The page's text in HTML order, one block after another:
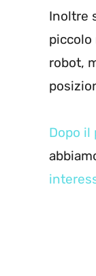
Inoltre
piccolo
robot,
Dopo il